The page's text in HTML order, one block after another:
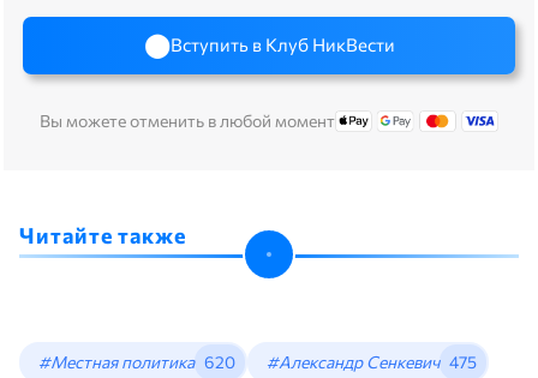
Вступить в Клуб НикВести
Вы можете отменить в любой момент
Читайте также
#Местная политика 620 #Александр Сенкевич 475